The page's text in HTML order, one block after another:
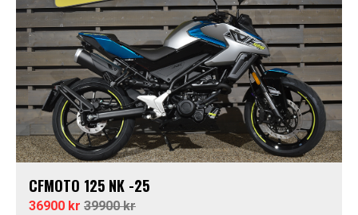
CFMOTO 125 NK -25
36900 kr 39900 kr